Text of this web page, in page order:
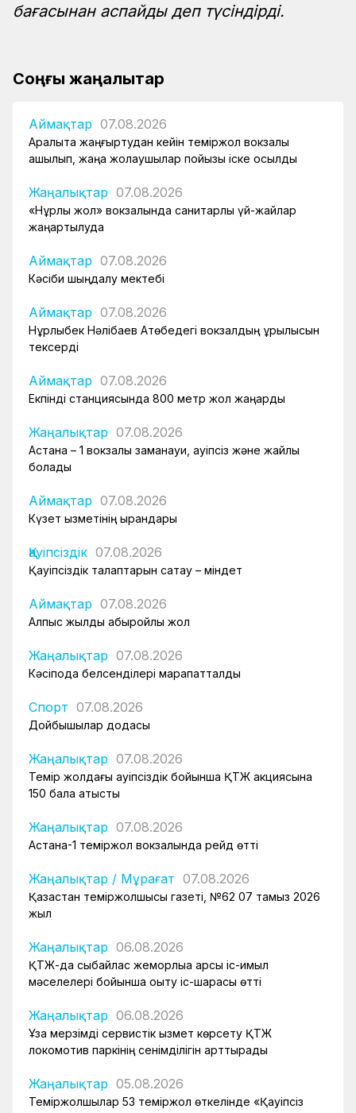
бағасынан аспайды деп түсіндірді.
Соңғы жаңалықтар
Аймақтар 07.08.2026
Арқалықта жаңғыртудан кейін теміржол вокзалы
ашылып, жаңа жолаушылар пойызы іске қосылды
Жаңалықтар 07.08.2026
«Нұрлы жол» вокзалында санитарлық үй-жайлар
жаңартылуда
Аймақтар 07.08.2026
Кәсіби шыңдалу мектебі
Аймақтар 07.08.2026
Нұрлыбек Нәлібаев Ақтөбедегі вокзалдың құрылысын
тексерді
Аймақтар 07.08.2026
Екпінді станциясында 800 метр жол жаңарды
Жаңалықтар 07.08.2026
Астана – 1 вокзалы заманауи, қауіпсіз және жайлы
болады
Аймақтар 07.08.2026
Күзет қызметінің қырандары
Қауіпсіздік 07.08.2026
Қауіпсіздік талаптарын сақтау – міндет
Аймақтар 07.08.2026
Алпыс жылдық абыройлы жол
Жаңалықтар 07.08.2026
Кәсіподақ белсенділері марапатталды
Спорт 07.08.2026
Дойбышылар додасы
Жаңалықтар 07.08.2026
Темір жолдағы қауіпсіздік бойынша ҚТЖ акциясына
150 бала қатысты
Жаңалықтар 07.08.2026
Астана-1 теміржол вокзалында рейд өтті
Жаңалықтар / Мұрағат 07.08.2026
Қазақстан теміржолшысы газеті, №62 07 тамыз 2026
жыл
Жаңалықтар 06.08.2026
ҚТЖ-да сыбайлас жемқорлыққа қарсы іс-қимыл
мәселелері бойынша оқыту іс-шарасы өтті
Жаңалықтар 06.08.2026
Ұзақ мерзімді сервистік қызмет көрсету ҚТЖ
локомотив паркінің сенімділігін арттырады
Жаңалықтар 05.08.2026
Теміржолшылар 53 теміржол өткелінде «Қауіпсіз